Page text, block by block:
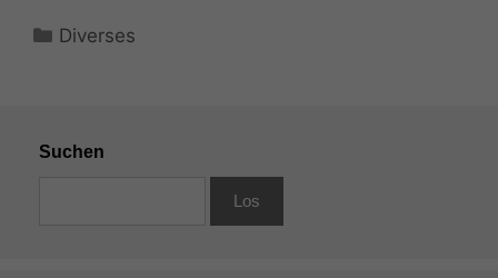
Kategorien
Diverses
Suchen